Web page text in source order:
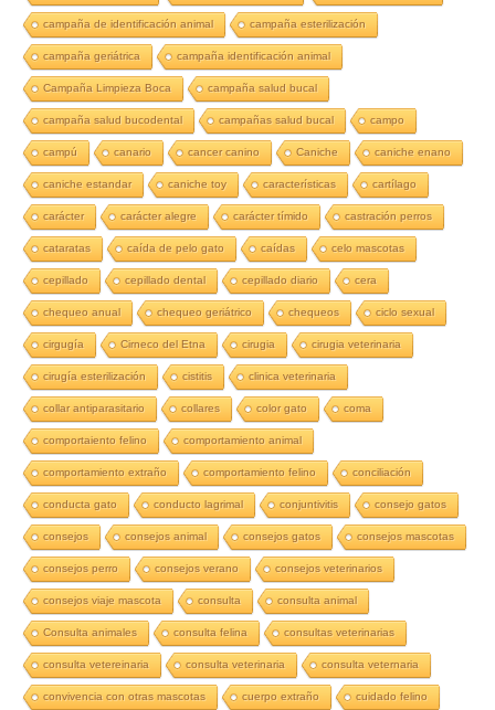
campaña de identificación animal campaña esterilización
campaña geriátrica campaña identificación animal
Campaña Limpieza Boca campaña salud bucal
campaña salud bucodental campañas salud bucal campo
campú canario cancer canino Caniche caniche enano
caniche estandar caniche toy características cartílago
carácter carácter alegre carácter tímido castración perros
cataratas caída de pelo gato caídas celo mascotas
cepillado cepillado dental cepillado diario cera
chequeo anual chequeo geriátrico chequeos ciclo sexual
cirgugía Cirneco del Etna cirugia cirugia veterinaria
cirugía esterilización cistitis clinica veterinaria
collar antiparasitario collares color gato coma
comportaiento felino comportamiento animal
comportamiento extraño comportamiento felino conciliación
conducta gato conducto lagrimal conjuntivitis consejo gatos
consejos consejos animal consejos gatos consejos mascotas
consejos perro consejos verano consejos veterinarios
consejos viaje mascota consulta consulta animal
Consulta animales consulta felina consultas veterinarias
consulta vetereinaria consulta veterinaria consulta veternaria
convivencia con otras mascotas cuerpo extraño cuidado felino